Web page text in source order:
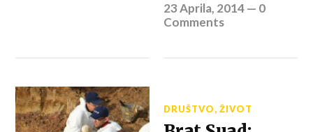
23 Aprila, 2014— 0
Comments
DRUŠTVO,ŽIVOT